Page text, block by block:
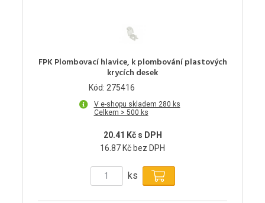
FPK Plombovací hlavice, k plombování plastových
krycích desek
Kód: 275416
V e-shopu skladem 280 ks
Celkem > 500 ks
20.41 Kč s DPH
16.87 Kč bez DPH
ks